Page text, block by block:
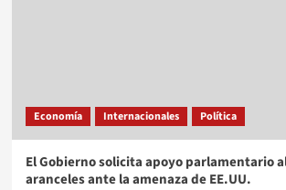
Economía Internacionales Política
El Gobierno solicita apoyo parlamentario
aranceles ante la amenaza de EE.UU.